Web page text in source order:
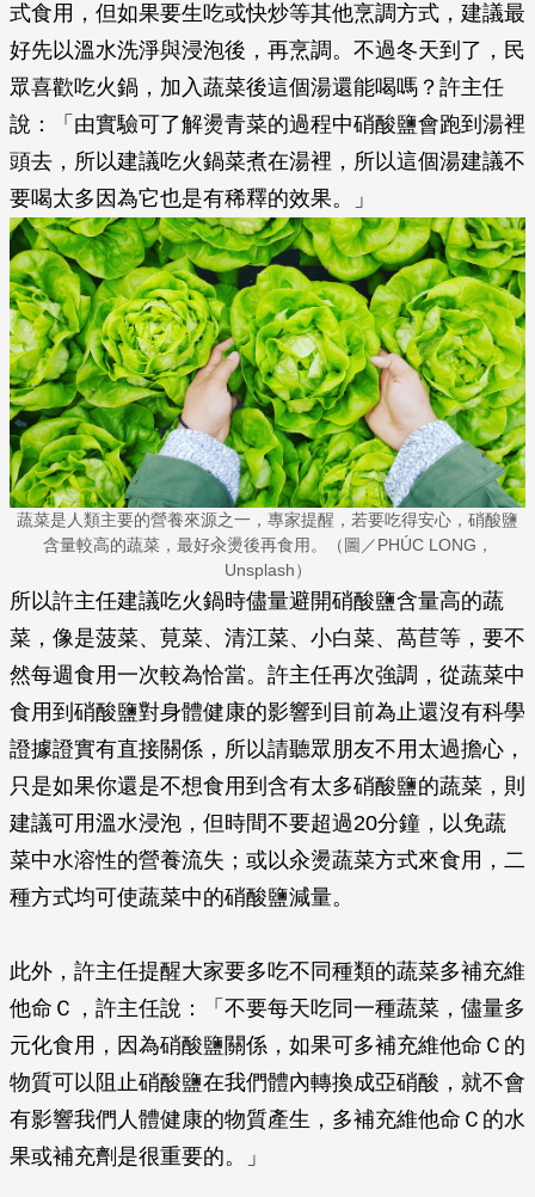
式食用，但如果要生吃或快炒等其他烹調方式，建議最
好先以溫水洗淨與浸泡後，再烹調。不過冬天到了，民
眾喜歡吃火鍋，加入蔬菜後這個湯還能喝嗎？許主任
說：「由實驗可了解燙青菜的過程中硝酸鹽會跑到湯裡
頭去，所以建議吃火鍋菜煮在湯裡，所以這個湯建議不
要喝太多因為它也是有稀釋的效果。」
蔬菜是人類主要的營養來源之一，專家提醒，若要吃得安心，硝酸鹽
含量較高的蔬菜，最好汆燙後再食用。（圖／PHÚC LONG，
Unsplash）
所以許主任建議吃火鍋時儘量避開硝酸鹽含量高的蔬
菜，像是菠菜、莧菜、清江菜、小白菜、萵苣等，要不
然每週食用一次較為恰當。許主任再次強調，從蔬菜中
食用到硝酸鹽對身體健康的影響到目前為止還沒有科學
證據證實有直接關係，所以請聽眾朋友不用太過擔心，
只是如果你還是不想食用到含有太多硝酸鹽的蔬菜，則
建議可用溫水浸泡，但時間不要超過20分鐘，以免蔬
菜中水溶性的營養流失；或以汆燙蔬菜方式來食用，二
種方式均可使蔬菜中的硝酸鹽減量。
此外，許主任提醒大家要多吃不同種類的蔬菜多補充維
他命Ｃ，許主任說：「不要每天吃同一種蔬菜，儘量多
元化食用，因為硝酸鹽關係，如果可多補充維他命Ｃ的
物質可以阻止硝酸鹽在我們體內轉換成亞硝酸，就不會
有影響我們人體健康的物質產生，多補充維他命Ｃ的水
果或補充劑是很重要的。」